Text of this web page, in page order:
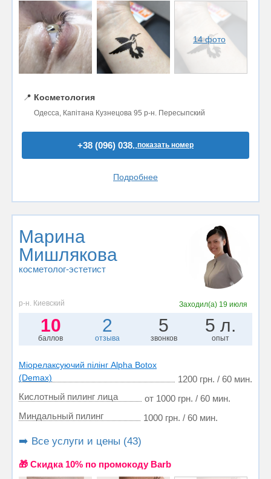
14 фото
📍 Косметология
Одесса, Капітана Кузнецова 95 р-н. Пересыпский
+38 (096) 038..показать номер
Подробнее
Марина
Мишлякова
косметолог-эстетист
р-н. Киевский Заходил(а) 19 июля
10
баллов
2
отзыва
5
звонков
5 л.
опыт
Міорелаксуючий пілінг Alpha Botox
(Demax)
1200 грн. / 60 мин.
Кислотный пилинг лица
от 1000 грн. / 60 мин.
Миндальный пилинг
1000 грн. / 60 мин.
➡️ Все услуги и цены (43)
🎁 Cкидка 10% по промокоду Barb